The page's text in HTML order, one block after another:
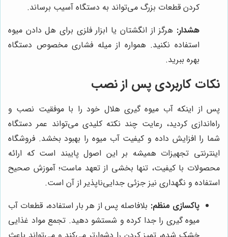
کردن قطعات بزرگ می‌تواند به دستگاه آسیب برساند.
هشدار: هرگز از انگشتان یا ابزار فلزی برای هل دادن میوه
استفاده نکنید. همواره از میله فشاری مخصوص دستگاه
بهره ببرید.
نکات کاربردی پس از نصب
پس از اینکه آب میوه گیری هلال خود را با موفقیت نصب و
راه‌اندازی کردید، رعایت چند نکته کلیدی می‌تواند عمر دستگاه
شما را افزایش داده و کیفیت آب میوه را بهبود بخشد. فروشگاه
اینترنتی تجهیزات همیشه بر این اصول پایبند است که ارائه
محصولات با کیفیت، تنها بخشی از تعهد ماست؛ آموزش صحیح
استفاده و نگهداری نیز جزئی جدایی‌ناپذیر از آن است.
پاکسازی منظم: بلافاصله پس از هر بار استفاده، قطعات آب
میوه گیری را جدا کرده و شستشو دهید. تجمع مواد غذایی